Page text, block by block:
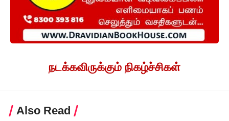
நடக்கவிருக்கும் நிகழ்ச்சிகள்
Also Read